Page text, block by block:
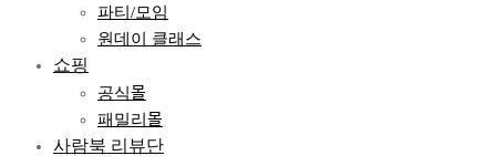
파티/모임
원데이 클래스
쇼핑
공식몰
패밀리몰
사람북 리뷰단